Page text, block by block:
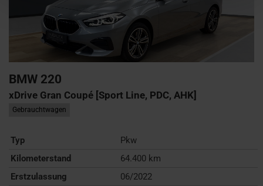
BMW 220
xDrive Gran Coupé [Sport Line, PDC, AHK]
Gebrauchtwagen
Typ
Pkw
Kilometerstand
64.400 km
Erstzulassung
06/2022